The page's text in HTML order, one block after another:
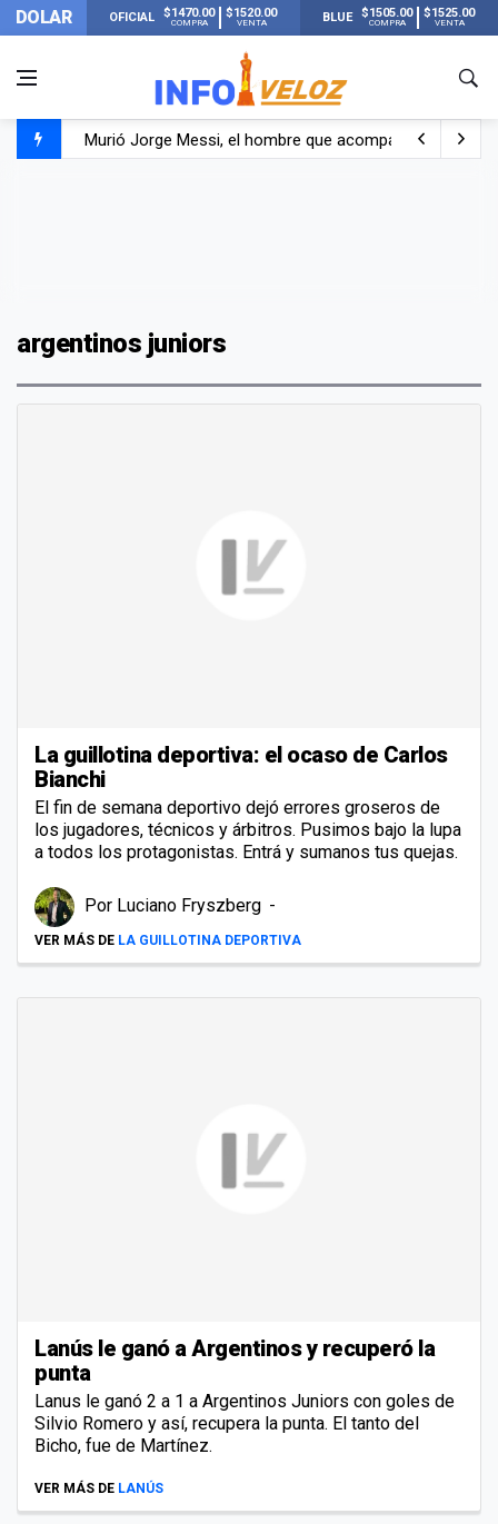
DOLAR OFICIAL $1470.00
COMPRA
$1520.00
VENTA BLUE $1505.00
COMPRA
$1525.00
VENTA
Murió Jorge Messi, el hombre que acompañó a Lionel
Los mensajes de Newell’s y el resto del mundo del
argentinos juniors
La guillotina deportiva: el ocaso de Carlos
Bianchi
El fin de semana deportivo dejó errores groseros de
los jugadores, técnicos y árbitros. Pusimos bajo la lupa
a todos los protagonistas. Entrá y sumanos tus quejas.
Por Luciano Fryszberg
VER MÁS DE LA GUILLOTINA DEPORTIVA
Lanús le ganó a Argentinos y recuperó la
punta
Lanus le ganó 2 a 1 a Argentinos Juniors con goles de
Silvio Romero y así, recupera la punta. El tanto del
Bicho, fue de Martínez.
VER MÁS DE LANÚS